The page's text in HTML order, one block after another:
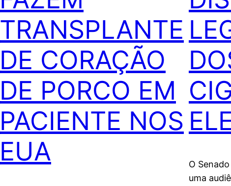
TRANSPLANTE
DE CORAÇÃO
DE PORCO EM
PACIENTE NOS
EUA
O
uma